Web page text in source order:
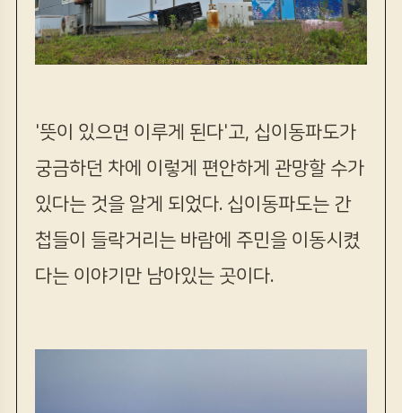
'뜻이 있으면 이루게 된다'고, 십이동파도가
궁금하던 차에 이렇게 편안하게 관망할 수가
있다는 것을 알게 되었다. 십이동파도는 간
첩들이 들락거리는 바람에 주민을 이동시켰
다는 이야기만 남아있는 곳이다.